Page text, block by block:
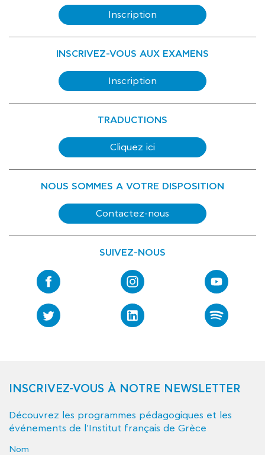
Inscription
INSCRIVEZ-VOUS AUX EXAMENS
Inscription
TRADUCTIONS
Cliquez ici
NOUS SOMMES A VOTRE DISPOSITION
Contactez-nous
SUIVEZ-NOUS
INSCRIVEZ-VOUS À NOTRE NEWSLETTER
Découvrez les programmes pédagogiques et les
événements de l'Institut français de Grèce
Nom